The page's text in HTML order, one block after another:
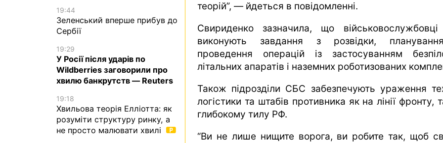
теорій”, — йдеться в повідомленні.
Свириденко зазначила, що
виконують завдання з розвідки,
проведення операцій із застосуванням
літальних апаратів і наземних роботизованих
Також підрозділи СБС забезпечують ураження
логістики та штабів противника як на лінії фронту,
глибокому тилу РФ.
“Ви не лише нищите ворога, ви робите так, щоб
19:44
Зеленський вперше прибув до
Сербії
19:29
У Росії після ударів по
Wildberries заговорили про
хвилю банкрутств — Reuters
19:18
Хвильова теорія Елліотта: як
розуміти структуру ринку, а
не просто малювати хвилі